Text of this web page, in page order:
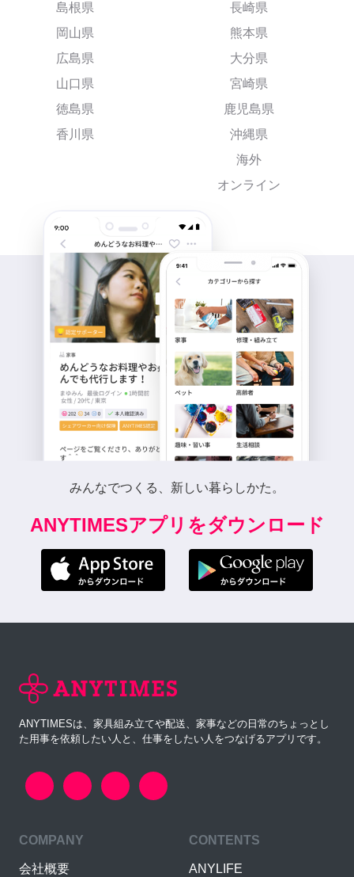
島根県
岡山県
広島県
山口県
徳島県
香川県
長崎県
熊本県
大分県
宮崎県
鹿児島県
沖縄県
海外
オンライン
みんなでつくる、新しい暮らしかた。
ANYTIMESアプリをダウンロード
ANYTIMESは、家具組み立てや配送、家事などの日常のちょっとし
た用事を依頼したい人と、仕事をしたい人をつなげるアプリです。
COMPANY
会社概要
CONTENTS
ANYLIFE